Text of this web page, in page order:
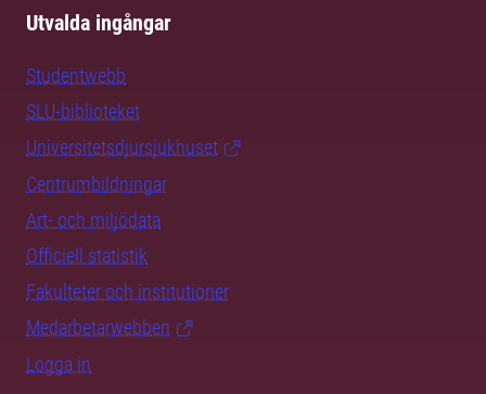
Utvalda ingångar
Studentwebb
SLU-biblioteket
Universitetsdjursjukhuset
Centrumbildningar
Art- och miljödata
Officiell statistik
Fakulteter och institutioner
Medarbetarwebben
Logga in